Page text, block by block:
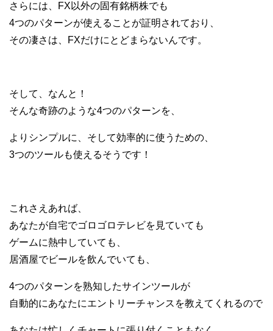
さらには、FX以外の固有銘柄株でも
4つのパターンが使えることが証明されており、
その凄さは、FXだけにとどまらないんです。
そして、なんと！
そんな奇跡のような4つのパターンを、
よりシンプルに、そして効率的に使うための、
3つのツールも使えるそうです！
これさえあれば、
あなたが自宅でゴロゴロテレビを見ていても
ゲームに熱中していても、
居酒屋でビールを飲んでいても、
4つのパターンを熟知したサインツールが
自動的にあなたにエントリーチャンスを教えてくれるので